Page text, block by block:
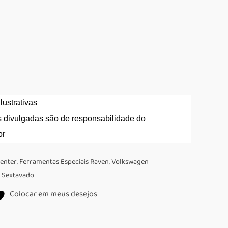
divulgadas são de responsabilidade do
,Ferramentas Especiais Raven,Volkswagen
Sextavado
Colocar em meus desejos